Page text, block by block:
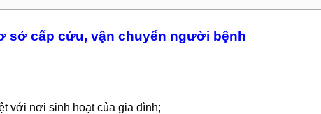
sở cấp cứu, vận chuyển người bệnh
với nơi sinh hoạt của gia đình;